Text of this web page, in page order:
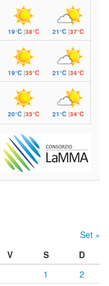
19°C |38°C 21°C |37°C
19°C |35°C 21°C |34°C
20°C |35°C 21°C |34°C
Set »
V S
D
1
2